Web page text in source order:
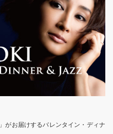
がお届けするバレンタイン・ディナ